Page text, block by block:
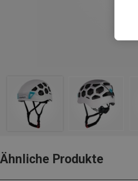
Ähnliche Produkte